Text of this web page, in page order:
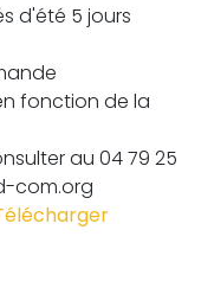
d'été 5 jours
fonction de la
au 04 79 25
com.org